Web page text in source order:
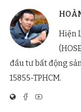
Hiện
đầu tư bất động
15855-TPHCM.